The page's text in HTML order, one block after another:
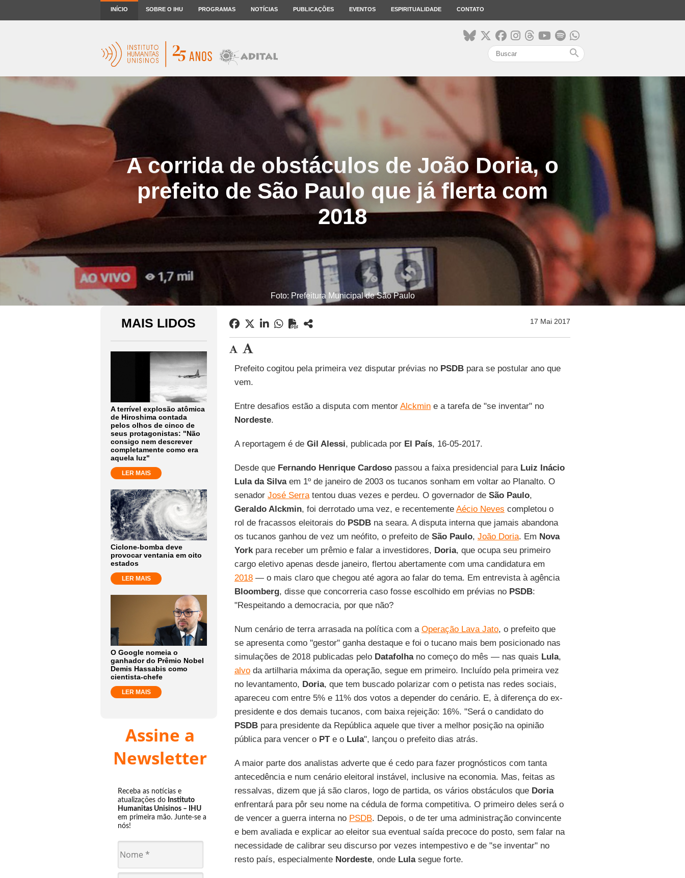
INÍCIO SOBRE O IHU PROGRAMAS NOTÍCIAS PUBLICAÇÕES EVENTOS ESPIRITUALIDADE CONTATO
search
A corrida de obstáculos de João Doria, o
prefeito de São Paulo que já flerta com
2018
Foto: Prefeitura Municipal de São Paulo
MAIS LIDOS
A terrível explosão atômica
de Hiroshima contada
pelos olhos de cinco de
seus protagonistas: "Não
consigo nem descrever
completamente como era
aquela luz"
LER MAIS
Ciclone-bomba deve
provocar ventania em oito
estados
LER MAIS
O Google nomeia o
ganhador do Prêmio Nobel
Demis Hassabis como
cientista-chefe
LER MAIS
Assine a
Newsletter
Receba as notícias e
atualizações do Instituto
Humanitas Unisinos – IHU
em primeira mão. Junte-se a
nós!
17 Mai 2017
Prefeito cogitou pela primeira vez disputar prévias no PSDBpara se postular ano que
vem.
Entre desafios estão a disputa com mentor Alckmine a tarefa de "se inventar" no
Nordeste.
A reportagem é de Gil Alessi, publicada por El País, 16-05-2017.
Desde que Fernando Henrique Cardosopassou a faixa presidencial para Luiz Inácio
Lula da Silvaem 1º de janeiro de 2003 os tucanos sonham em voltar ao Planalto. O
senador José Serratentou duas vezes e perdeu. O governador de São Paulo,
Geraldo Alckmin, foi derrotado uma vez, e recentemente Aécio Neves completou o
rol de fracassos eleitorais do PSDBna seara. A disputa interna que jamais abandona
os tucanos ganhou de vez um neófito, o prefeito de São Paulo, João Doria. Em Nova
Yorkpara receber um prêmio e falar a investidores, Doria, que ocupa seu primeiro
cargo eletivo apenas desde janeiro, flertou abertamente com uma candidatura em
2018— o mais claro que chegou até agora ao falar do tema. Em entrevista à agência
Bloomberg, disse que concorreria caso fosse escolhido em prévias no PSDB:
"Respeitando a democracia, por que não?
Num cenário de terra arrasada na política com a Operação Lava Jato, o prefeito que
se apresenta como "gestor" ganha destaque e foi o tucano mais bem posicionado nas
simulações de 2018 publicadas pelo Datafolhano começo do mês — nas quais Lula,
alvoda artilharia máxima da operação, segue em primeiro. Incluído pela primeira vez
no levantamento, Doria, que tem buscado polarizar com o petista nas redes sociais,
apareceu com entre 5% e 11% dos votos a depender do cenário. E, à diferença do ex-
presidente e dos demais tucanos, com baixa rejeição: 16%. "Será o candidato do
PSDBpara presidente da República aquele que tiver a melhor posição na opinião
pública para vencer o PTe o Lula", lançou o prefeito dias atrás.
A maior parte dos analistas adverte que é cedo para fazer prognósticos com tanta
antecedência e num cenário eleitoral instável, inclusive na economia. Mas, feitas as
ressalvas, dizem que já são claros, logo de partida, os vários obstáculos que Doria
enfrentará para pôr seu nome na cédula de forma competitiva. O primeiro deles será o
de vencer a guerra interna no PSDB. Depois, o de ter uma administração convincente
e bem avaliada e explicar ao eleitor sua eventual saída precoce do posto, sem falar na
necessidade de calibrar seu discurso por vezes intempestivo e de "se inventar" no
resto país, especialmente Nordeste, onde Lulasegue forte.